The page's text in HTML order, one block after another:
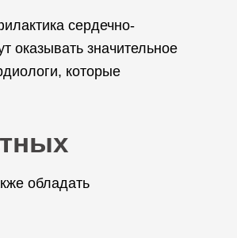
сердечно-
оказывать значительное
которые
обладать